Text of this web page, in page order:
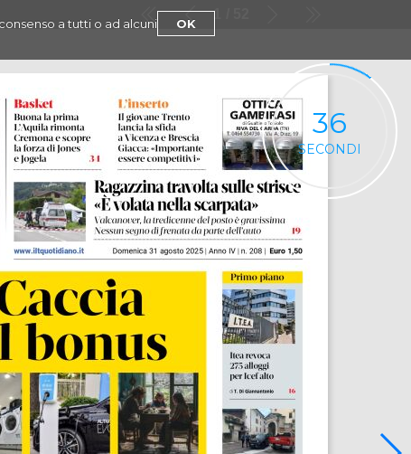
a tutti o ad alcuni
OK
1
36
SECONDI